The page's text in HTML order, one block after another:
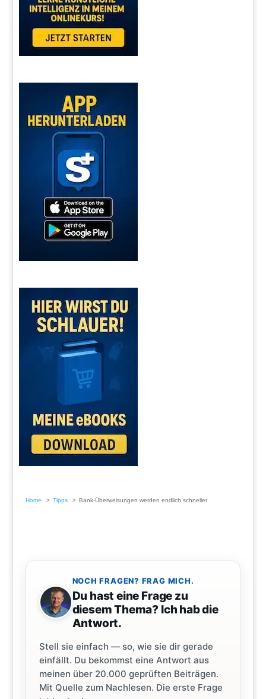
Home Tipps Bank-Überweisungen werden endlich schneller
NOCH FRAGEN? FRAG MICH.
Du hast eine Frage zu
diesem Thema? Ich hab die
Antwort.
Stell sie einfach — so, wie sie dir gerade
einfällt. Du bekommst eine Antwort aus
meinen über 20.000 geprüften Beiträgen.
Mit Quelle zum Nachlesen. Die erste Frage